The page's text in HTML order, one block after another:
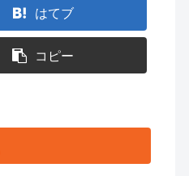
はてブ
コピー